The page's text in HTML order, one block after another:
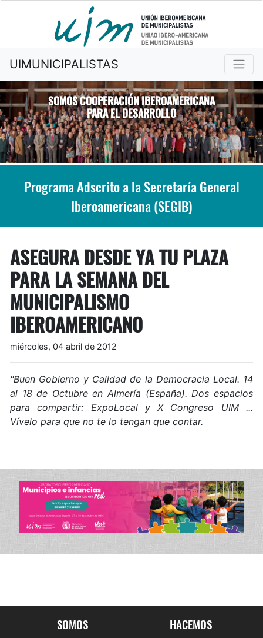
UIMUNICIPALISTAS
SOMOS COOPERACIÓN IBEROAMERICANA
PARA EL DESARROLLO
Previous Next
Programa Adscrito a la Secretaría General
Iberoamericana (SEGIB)
ASEGURA DESDE YA TU PLAZA
PARA LA SEMANA DEL
MUNICIPALISMO
IBEROAMERICANO
miércoles, 04 abril de 2012
"Buen Gobierno y Calidad de la Democracia Local. 14
al 18 de Octubre en Almería (España). Dos espacios
para compartir: ExpoLocal y X Congreso UIM ...
Vívelo para que no te lo tengan que contar.
SOMOS HACEMOS